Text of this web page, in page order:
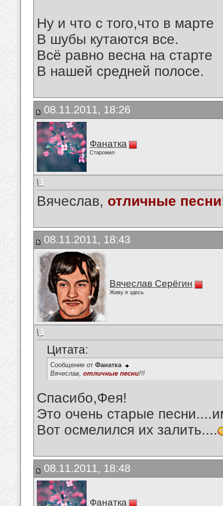
Ну и что с того,что в марте
В шубы кутаются все.
Всё равно весна на старте
В нашей средней полосе.
08.11.2011, 18:26
Фанатка
Старожил
Вячеслав, отличные песни
08.11.2011, 18:43
Вячеслав Серёгин
Живу я здесь
Цитата:
Сообщение от Фанатка
Вячеслав, отличные песни!!!
Спасибо,Фея!
Это очень старые
Вот осмелился их залить....
08.11.2011, 18:48
Фанатка